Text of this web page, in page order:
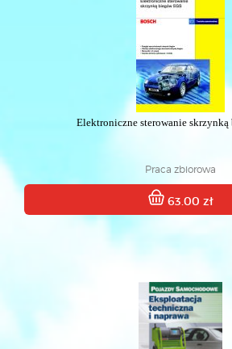
Elektroniczne sterowanie skrzynką
Praca zbiorowa
63.00 zł